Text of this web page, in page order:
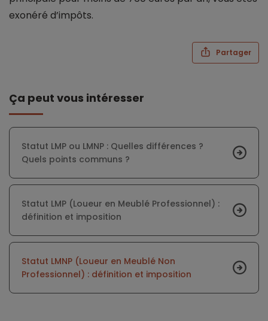
exonéré d’impôts.
Partager
Ça peut vous intéresser
Statut LMP ou LMNP : Quelles différences ?
Quels points communs ?
Statut LMP (Loueur en Meublé Professionnel) :
définition et imposition
Statut LMNP (Loueur en Meublé Non
Professionnel) : définition et imposition